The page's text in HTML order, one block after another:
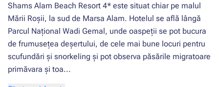
Shams Alam Beach Resort 4* este situat chiar pe malul
Mării Roșii, la sud de Marsa Alam. Hotelul se află lângă
Parcul Național Wadi Gemal, unde oaspeții se pot bucura
de frumusețea deșertului, de cele mai bune locuri pentru
scufundări și snorkeling și pot observa păsările migratoare
primăvara și toa...